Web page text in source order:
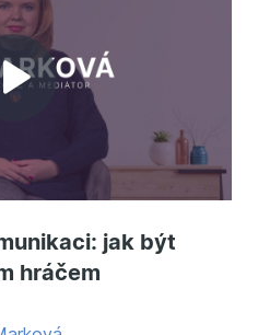
Přehrát
video
jak být
hráčem